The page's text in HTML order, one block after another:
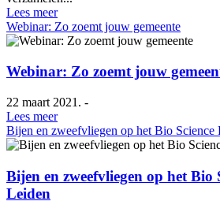
Lees meer
Webinar: Zo zoemt jouw gemeente
Webinar: Zo zoemt jouw
22 maart 2021. -
Lees meer
Bijen en zweefvliegen op het Bio Science
Bijen en zweefvliegen op het Bio
Leiden